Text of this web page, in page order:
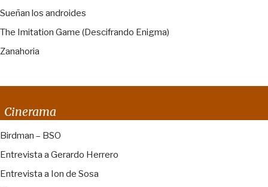
Sueñan los androides
The Imitation Game (Descifrando Enigma)
Zanahoria
Cinerama
Birdman – BSO
Entrevista a Gerardo Herrero
Entrevista a Ion de Sosa